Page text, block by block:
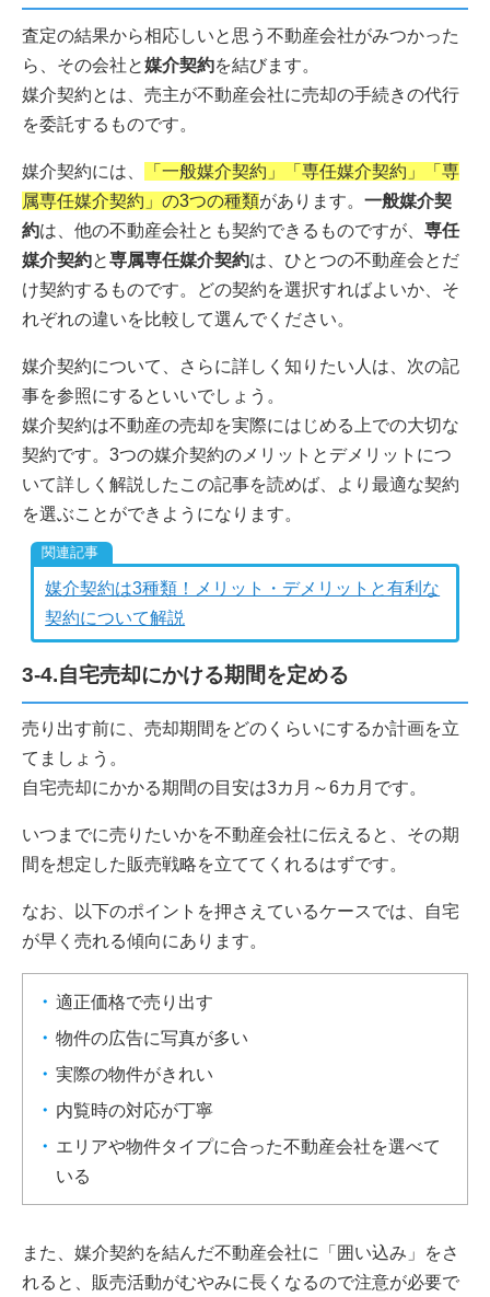
査定の結果から相応しいと思う不動産会社がみつかった
ら、その会社と媒介契約を結びます。
媒介契約とは、売主が不動産会社に売却の手続きの代行
を委託するものです。
媒介契約には、
「一般媒介契約」「専任媒介契約」「専
属専任媒介契約」の3つの種類があります。 一般媒介契
約は、他の不動産会社とも契約できるものですが、 専任
媒介契約と専属専任媒介契約は、ひとつの不動産会とだ
け契約するものです。どの契約を選択すればよいか、そ
れぞれの違いを比較して選んでください。
媒介契約について、さらに詳しく知りたい人は、次の記
事を参照にするといいでしょう。
媒介契約は不動産の売却を実際にはじめる上での大切な
契約です。3つの媒介契約のメリットとデメリットにつ
いて詳しく解説したこの記事を読めば、より最適な契約
を選ぶことができようになります。
媒介契約は3種類！メリット・デメリットと有利な
契約について解説
3-4.自宅売却にかける期間を定める
売り出す前に、売却期間をどのくらいにするか計画を立
てましょう。
自宅売却にかかる期間の目安は3カ月～6カ月です。
いつまでに売りたいかを不動産会社に伝えると、その期
間を想定した販売戦略を立ててくれるはずです。
なお、以下のポイントを押さえているケースでは、自宅
が早く売れる傾向にあります。
適正価格で売り出す
物件の広告に写真が多い
実際の物件がきれい
内覧時の対応が丁寧
エリアや物件タイプに合った不動産会社を選べて
いる
また、媒介契約を結んだ不動産会社に「囲い込み」をさ
れると、販売活動がむやみに長くなるので注意が必要で